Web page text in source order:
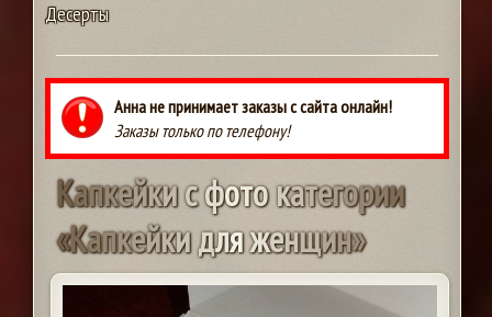
Десерты
Анна не принимает заказы с сайта онлайн!
Заказы только по телефону!
Капкейкисфотокатегории
«Капкейкидляженщин»